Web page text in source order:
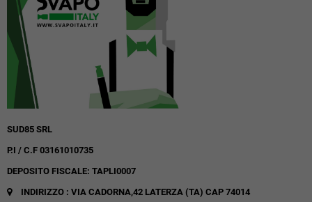
SUD85 SRL
P.I / C.F 03161010735
DEPOSITO FISCALE: TAPLI0007
INDIRIZZO : VIA CADORNA,42 LATERZA (TA) CAP 74014